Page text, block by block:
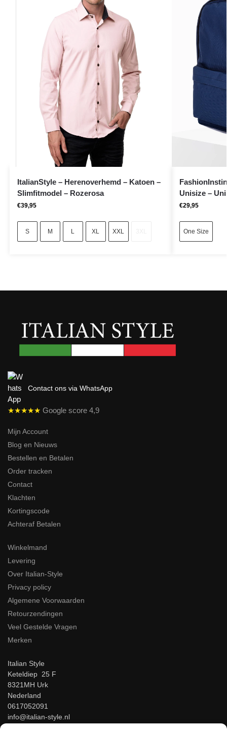
ItalianStyle – Herenoverhemd – Katoen –
Slimfitmodel – Rozerosa
€39,95
S M L XL XXL
Unisize –
€29,95
One Size
Contact ons via WhatsApp
★★★★★ Google score 4,9
Mijn Account
Blog en Nieuws
Bestellen en Betalen
Order tracken
Contact
Klachten
Kortingscode
Achteraf Betalen
Winkelmand
Levering
Over Italian-Style
Privacy policy
Algemene Voorwaarden
Retourzendingen
Veel Gestelde Vragen
Merken
Italian Style
Keteldiep 25 F
8321MH Urk
Nederland
0617052091
info@italian-style.nl